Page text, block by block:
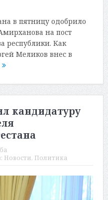
в пятницу одобрило
на пост
республики. Как
Меликов внес в
кандидатуру
Новости, Политика